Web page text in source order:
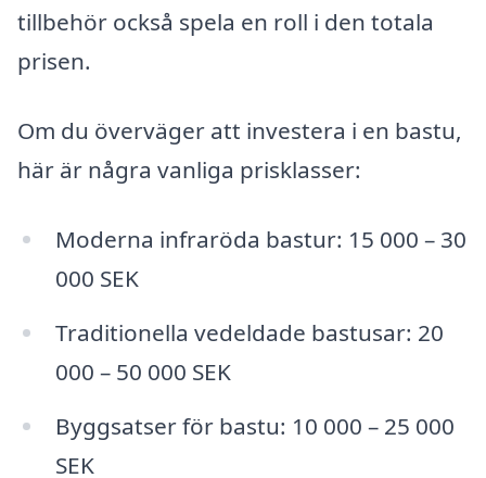
tillbehör också spela en roll i den totala
prisen.
Om du överväger att investera i en bastu,
här är några vanliga prisklasser:
Moderna infraröda bastur: 15 000 – 30
000 SEK
Traditionella vedeldade bastusar: 20
000 – 50 000 SEK
Byggsatser för bastu: 10 000 – 25 000
SEK